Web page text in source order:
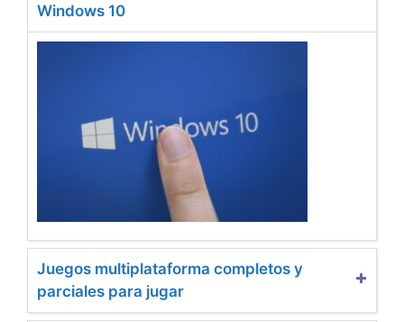
Windows 10
Juegos multiplataforma completos y
parciales para jugar